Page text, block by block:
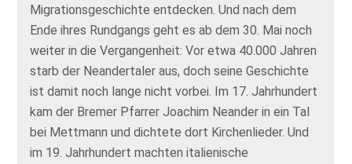
Migrationsgeschichte entdecken. Und nach dem
Ende ihres Rundgangs geht es ab dem 30. Mai noch
weiter in die Vergangenheit: Vor etwa 40.000 Jahren
starb der Neandertaler aus, doch seine Geschichte
ist damit noch lange nicht vorbei. Im 17. Jahrhundert
kam der Bremer Pfarrer Joachim Neander in ein Tal
bei Mettmann und dichtete dort Kirchenlieder. Und
im 19. Jahrhundert machten italienische